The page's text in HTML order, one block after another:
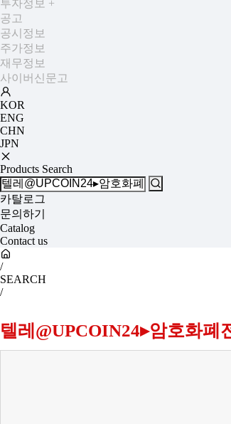
투자정보 +
공고
공시정보
주가정보
재무정보
사이버신문고
KOR
ENG
CHN
JPN
Products Search
카탈로그
문의하기
Catalog
Contact us
/
SEARCH
/
텔레@UPCOIN24▸암호화폐